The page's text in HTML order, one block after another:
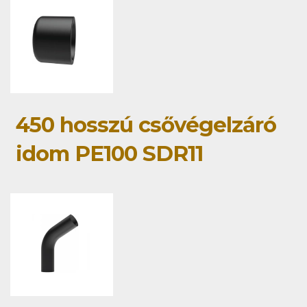
450 hosszú csővégelzáró
idom PE100 SDR11